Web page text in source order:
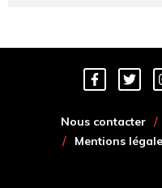
Nous contacter
Mentions